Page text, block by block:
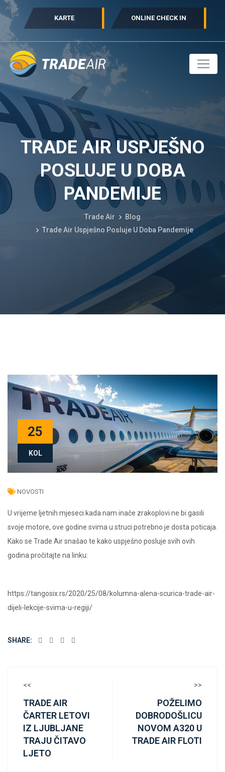
KARTE ONLINE CHECK IN
TRADE AIR USPJEŠNO
POSLUJE U DOBA
PANDEMIJE
Trade Air
Blog
Trade Air Uspješno Posluje U Doba Pandemije
25
KOL
NOVOSTI
U vrijeme ljetnih mjeseci kada nam inače zrakoplovi ne bi gasili
svoje motore, ove godine svima u struci potrebno je dosta poticaja.
Kako se Trade Air snašao te kako uspješno posluje svih ovih
godina pročitajte na linku:
https://tangosix.rs/2020/25/08/kolumna-alena-scurica-trade-air-
dijeli-lekcije-svima-u-regiji/
SHARE:
<<
TRADE AIR
ČARTER LETOVI
IZ LJUBLJANE
TRAJU ČITAVO
LJETO
>>
POŽELIMO
DOBRODOŠLICU
NOVOM A320 U
TRADE AIR FLOTI